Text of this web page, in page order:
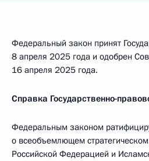
Федеральный закон принят
8 апреля 2025 года и одобрен
16 апреля 2025 года.
Справка Государственно-
Федеральным законом
о всеобъемлющем
Российской Федерацией и